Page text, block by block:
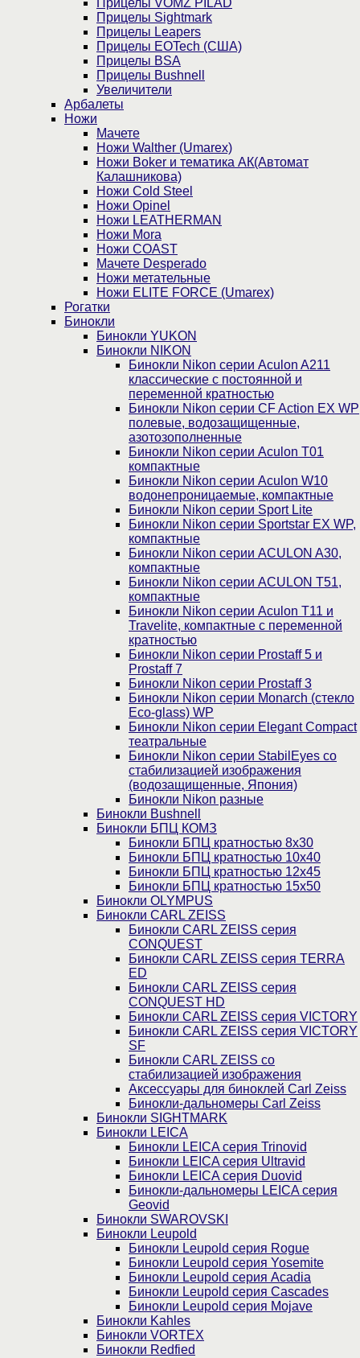
Прицелы Sightmark
Прицелы Leapers
Прицелы EOTech (США)
Прицелы BSA
Прицелы Bushnell
Увеличители
Арбалеты
Ножи
Мачете
Ножи Walther (Umarex)
Ножи Boker и тематика АК(Автомат
Калашникова)
Ножи Cold Steel
Ножи Opinel
Ножи LEATHERMAN
Ножи Mora
Ножи COAST
Мачете Desperado
Ножи метательные
Ножи ELITE FORCE (Umarex)
Рогатки
Бинокли
Бинокли YUKON
Бинокли NIKON
Бинокли Nikon серии Aculon A211
классические с постоянной и
переменной кратностью
Бинокли Nikon серии СF Action EX WP
полевые, водозащищенные,
азотозополненные
Бинокли Nikon серии Aculon T01
компактные
Бинокли Nikon серии Aculon W10
водонепроницаемые, компактные
Бинокли Nikon серии Sport Lite
Бинокли Nikon серии Sportstar EX WP,
компактные
Бинокли Nikon серии ACULON A30,
компактные
Бинокли Nikon серии ACULON Т51,
компактные
Бинокли Nikon серии Aculon T11 и
Travelite, компактные с переменной
кратностью
Бинокли Nikon серии Prostaff 5 и
Prostaff 7
Бинокли Nikon серии Prostaff 3
Бинокли Nikon серии Monarch (стекло
Eco-glass) WP
Бинокли Nikon серии Elegant Compact
театральные
Бинокли Nikon серии StabilEyes со
стабилизацией изображения
(водозащищенные, Япония)
Бинокли Nikon разные
Бинокли Bushnell
Бинокли БПЦ КОМЗ
Бинокли БПЦ кратностью 8х30
Бинокли БПЦ кратностью 10х40
Бинокли БПЦ кратностью 12х45
Бинокли БПЦ кратностью 15х50
Бинокли OLYMPUS
Бинокли CARL ZEISS
Бинокли CARL ZEISS серия
CONQUEST
Бинокли CARL ZEISS серия TERRA
ED
Бинокли CARL ZEISS серия
CONQUEST HD
Бинокли CARL ZEISS серия VICTORY
Бинокли CARL ZEISS серия VICTORY
SF
Бинокли CARL ZEISS со
стабилизацией изображения
Аксессуары для биноклей Carl Zeiss
Бинокли-дальномеры Carl Zeiss
Бинокли SIGHTMARK
Бинокли LEICA
Бинокли LEICA серия Trinovid
Бинокли LEICA серия Ultravid
Бинокли LEICA серия Duovid
Бинокли-дальномеры LEICA серия
Geovid
Бинокли SWAROVSKI
Бинокли Leupold
Бинокли Leupold серия Rogue
Бинокли Leupold серия Yosemite
Бинокли Leupold серия Acadia
Бинокли Leupold серия Cascades
Бинокли Leupold серия Mojave
Бинокли Kahles
Бинокли VORTEX
Бинокли Redfied